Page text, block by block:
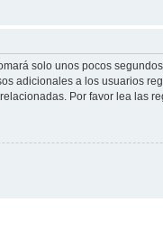
solo unos pocos
adicionales a los usuarios
Por favor lea las